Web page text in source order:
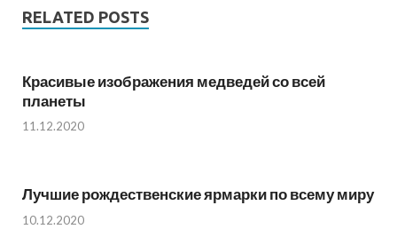
RELATED POSTS
Красивые изображения медведей со всей
планеты
11.12.2020
Лучшие рождественские ярмарки по всему миру
10.12.2020